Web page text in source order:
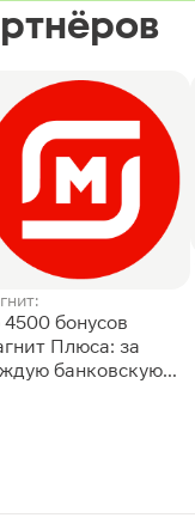
4500 бонусов
Плюса: за
банковскую